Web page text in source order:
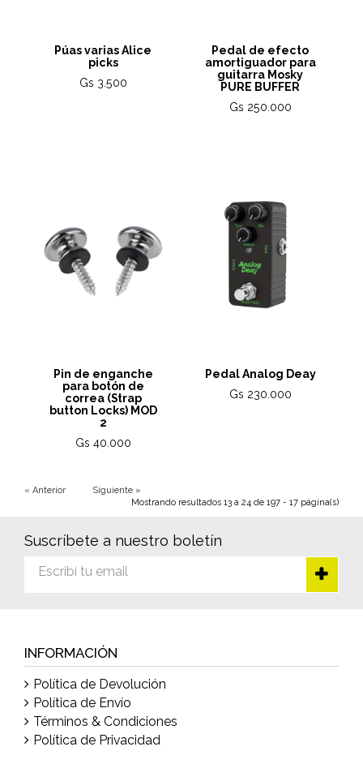
Púas varias Alice
picks
Gs 3.500
Pedal de efecto
amortiguador para
guitarra Mosky
PURE BUFFER
Gs 250.000
Pin de enganche
para botón de
correa (Strap
button Locks) MOD
2
Gs 40.000
Pedal Analog Deay
Gs 230.000
« Anterior
Siguiente »
Mostrando resultados 13 a 24 de 197 - 17 página(s)
Suscríbete a nuestro boletín
INFORMACIÓN
Política de Devolución
Política de Envío
Términos & Condiciones
Política de Privacidad